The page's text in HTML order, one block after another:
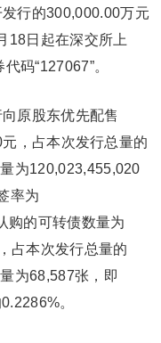
行的300,000.00万元
18日起在深交所上
码“127067”。
原股东优先配售
，占本次发行总量的
为120,023,455,020
率为
购的可转债数量为
占本次发行总量的
为68,587张，即
。